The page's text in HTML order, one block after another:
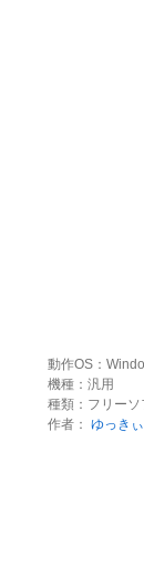
動作OS：
機種：汎用
種類：フリーソ
作者： ゆっきぃ